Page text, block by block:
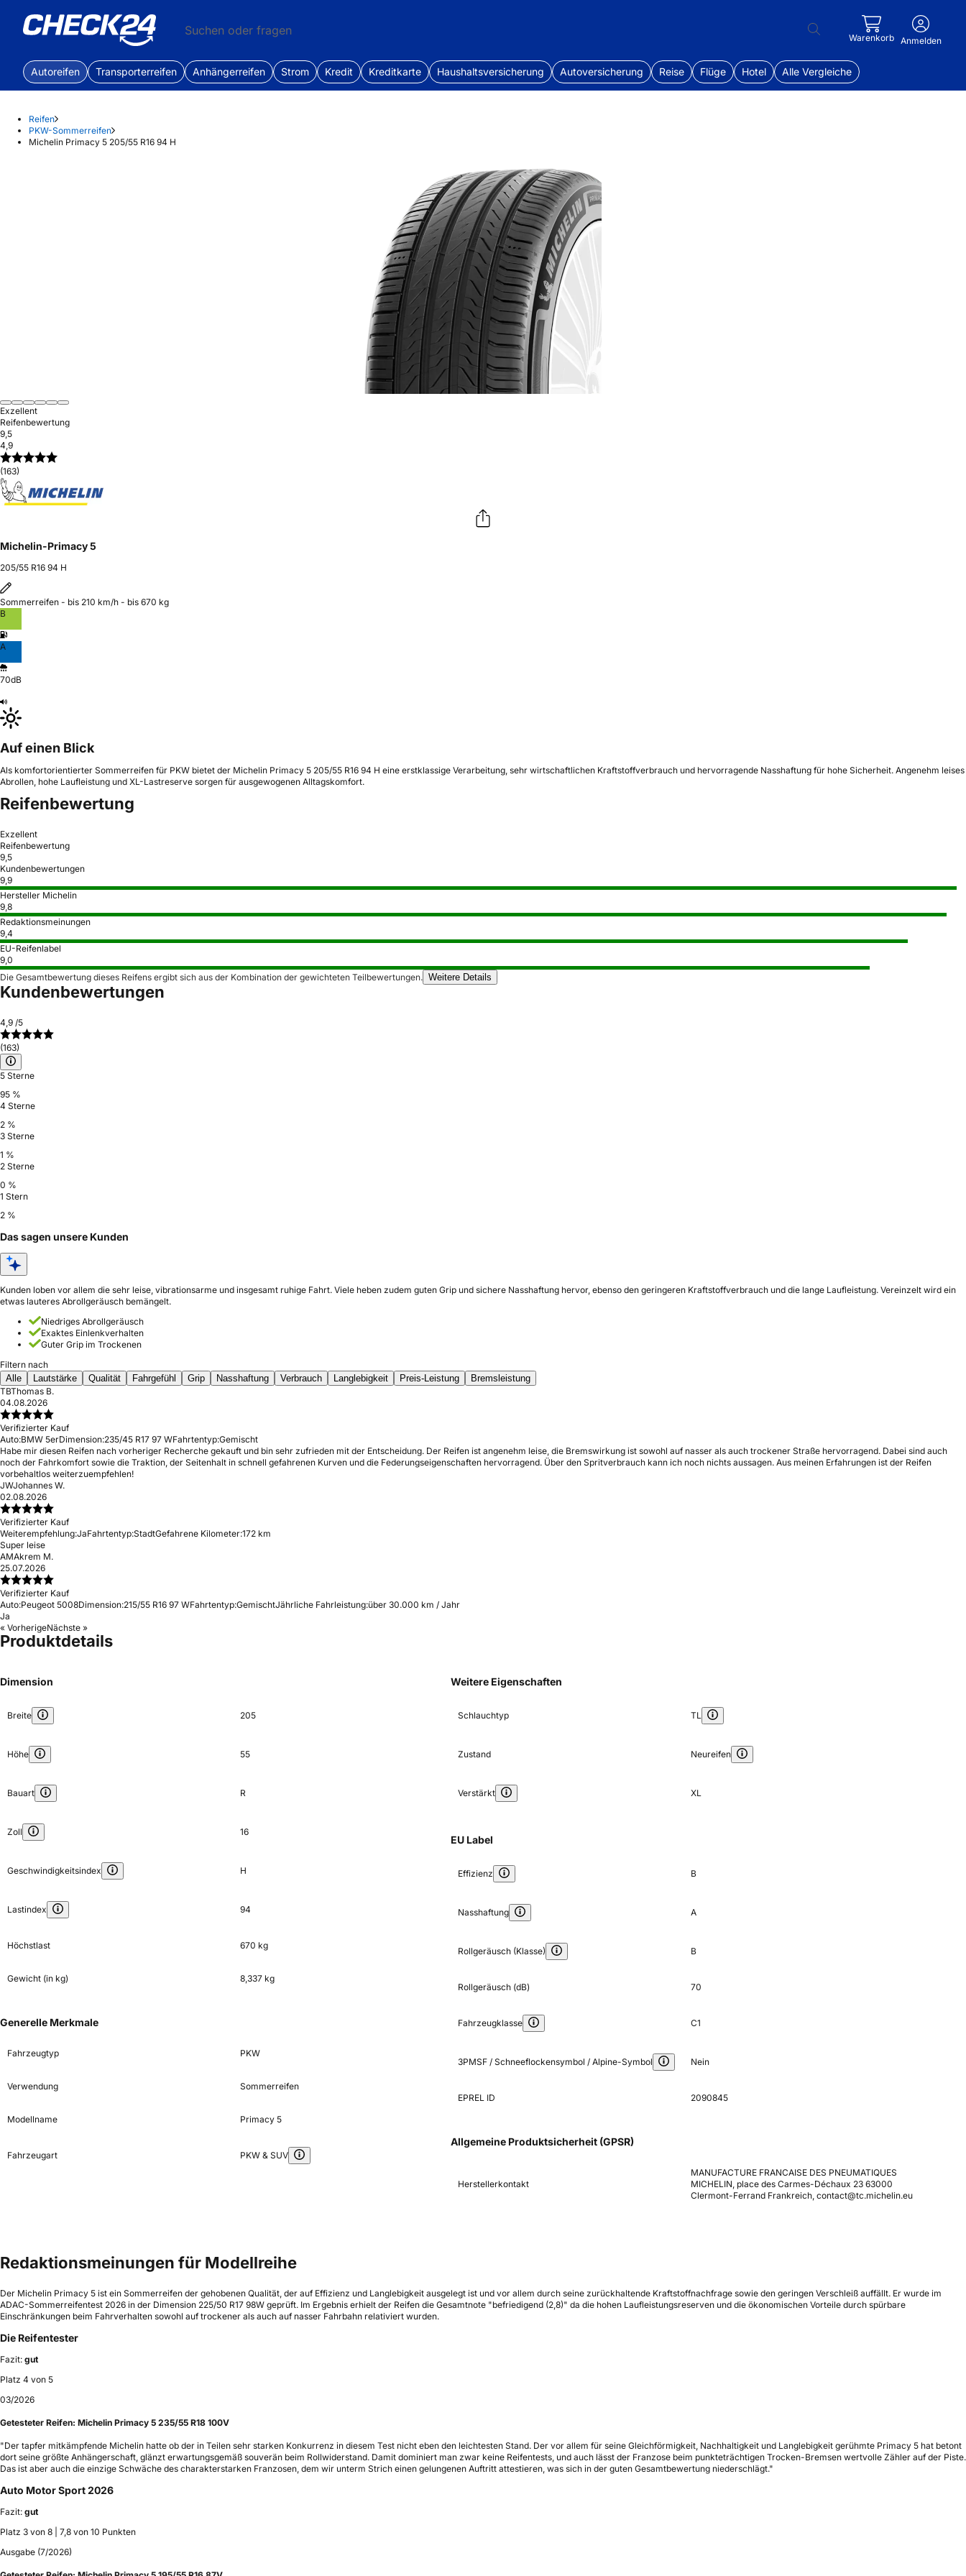
Suchen oder fragen
Warenkorb Anmelden
Autoreifen Transporterreifen Anhängerreifen Strom Kredit Kreditkarte Haushaltsversicherung Autoversicherung Reise Flüge Hotel Alle Vergleiche
Reifen
PKW-Sommerreifen
Michelin Primacy 5 205/55 R16 94 H
Exzellent
Reifenbewertung
9,5
4,9
(163)
Michelin-Primacy 5
205/55 R16 94 H
Sommerreifen - bis 210 km/h - bis 670 kg
B
A
70dB
Auf einen Blick
Als komfortorientierter Sommerreifen für PKW bietet der Michelin Primacy 5 205/55 R16 94 H eine erstklassige Verarbeitung, sehr wirtschaftlichen Kraftstoffverbrauch und hervorragende Nasshaftung für hohe Sicherheit. Angenehm leises
Abrollen, hohe Laufleistung und XL-Lastreserve sorgen für ausgewogenen Alltagskomfort.
Reifenbewertung
Exzellent
Reifenbewertung
9,5
Kundenbewertungen
9,9
Hersteller Michelin
9,8
Redaktionsmeinungen
9,4
EU-Reifenlabel
9,0
Die Gesamtbewertung dieses Reifens ergibt sich aus der Kombination der gewichteten Teilbewertungen. Weitere Details
Kundenbewertungen
4,9 /5
(163)
5 Sterne
95 %
4 Sterne
2 %
3 Sterne
1 %
2 Sterne
0 %
1 Stern
2 %
Das sagen unsere Kunden
Kunden loben vor allem die sehr leise, vibrationsarme und insgesamt ruhige Fahrt. Viele heben zudem guten Grip und sichere Nasshaftung hervor, ebenso den geringeren Kraftstoffverbrauch und die lange Laufleistung. Vereinzelt wird ein
etwas lauteres Abrollgeräusch bemängelt.
Niedriges Abrollgeräusch
Exaktes Einlenkverhalten
Guter Grip im Trockenen
Filtern nach
Alle
Lautstärke Qualität Fahrgefühl Grip Nasshaftung Verbrauch Langlebigkeit Preis-Leistung
Bremsleistung
TBThomas B.
04.08.2026
Verifizierter Kauf
Auto:BMW 5erDimension:235/45 R17 97 WFahrtentyp:Gemischt
Habe mir diesen Reifen nach vorheriger Recherche gekauft und bin sehr zufrieden mit der Entscheidung. Der Reifen ist angenehm leise, die Bremswirkung ist sowohl auf nasser als auch trockener Straße hervorragend. Dabei sind auch
noch der Fahrkomfort sowie die Traktion, der Seitenhalt in schnell gefahrenen Kurven und die Federungseigenschaften hervorragend. Über den Spritverbrauch kann ich noch nichts aussagen. Aus meinen Erfahrungen ist der Reifen
vorbehaltlos weiterzuempfehlen!
JWJohannes W.
02.08.2026
Verifizierter Kauf
Weiterempfehlung:JaFahrtentyp:StadtGefahrene Kilometer:172 km
Super leise
AMAkrem M.
25.07.2026
Verifizierter Kauf
Auto:Peugeot 5008Dimension:215/55 R16 97 WFahrtentyp:GemischtJährliche Fahrleistung:über 30.000 km / Jahr
Ja
« VorherigeNächste »
Produktdetails
Dimension
Breite 205
Höhe 55
Bauart R
Zoll 16
Geschwindigkeitsindex H
Lastindex 94
Höchstlast 670 kg
Gewicht (in kg) 8,337 kg
Generelle Merkmale
Fahrzeugtyp PKW
Verwendung Sommerreifen
Modellname Primacy 5
Fahrzeugart PKW & SUV
Weitere Eigenschaften
Schlauchtyp TL
Zustand Neureifen
Verstärkt XL
EU Label
Effizienz B
Nasshaftung A
Rollgeräusch (Klasse) B
Rollgeräusch (dB) 70
Fahrzeugklasse C1
3PMSF / Schneeflockensymbol / Alpine-Symbol Nein
EPREL ID 2090845
Allgemeine Produktsicherheit (GPSR)
Herstellerkontakt
MANUFACTURE FRANCAISE DES PNEUMATIQUES
MICHELIN, place des Carmes-Déchaux 23 63000
Clermont-Ferrand Frankreich, contact@tc.michelin.eu
Redaktionsmeinungen für Modellreihe
Der Michelin Primacy 5 ist ein Sommerreifen der gehobenen Qualität, der auf Effizienz und Langlebigkeit ausgelegt ist und vor allem durch seine zurückhaltende Kraftstoffnachfrage sowie den geringen Verschleiß auffällt. Er wurde im
ADAC-Sommerreifentest 2026 in der Dimension 225/50 R17 98W geprüft. Im Ergebnis erhielt der Reifen die Gesamtnote "befriedigend (2,8)" da die hohen Laufleistungsreserven und die ökonomischen Vorteile durch spürbare
Einschränkungen beim Fahrverhalten sowohl auf trockener als auch auf nasser Fahrbahn relativiert wurden.
Die Reifentester
Fazit: gut
Platz 4 von 5
03/2026
Getesteter Reifen: Michelin Primacy 5 235/55 R18 100V
"Der tapfer mitkämpfende Michelin hatte ob der in Teilen sehr starken Konkurrenz in diesem Test nicht eben den leichtesten Stand. Der vor allem für seine Gleichförmigkeit, Nachhaltigkeit und Langlebigkeit gerühmte Primacy 5 hat betont
dort seine größte Anhängerschaft, glänzt erwartungsgemäß souverän beim Rollwiderstand. Damit dominiert man zwar keine Reifentests, und auch lässt der Franzose beim punkteträchtigen Trocken-Bremsen wertvolle Zähler auf der Piste.
Das ist aber auch die einzige Schwäche des charakterstarken Franzosen, dem wir unterm Strich einen gelungenen Auftritt attestieren, was sich in der guten Gesamtbewertung niederschlägt."
Auto Motor Sport 2026
Fazit: gut
Platz 3 von 8 | 7,8 von 10 Punkten
Ausgabe (7/2026)